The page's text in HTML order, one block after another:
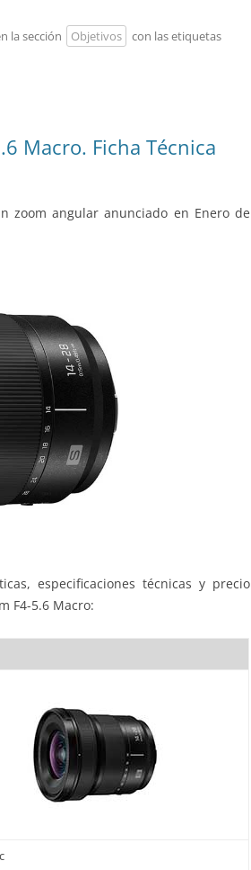
la sección Objetivos
con las etiquetas
Macro. Ficha Técnica
zoom angular anunciado en Enero de
especificaciones técnicas y precio
F4-5.6 Macro: